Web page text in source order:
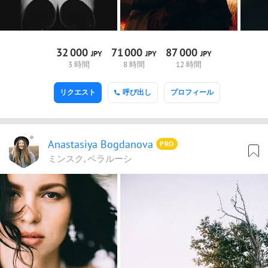
32000JPY
3 時間
71000JPY
8 時間
87000JPY
12 時間
呼び出し プロフィール
リクエスト
Anastasiya Bogdanova PRO
ミンスク, ベラルーシ